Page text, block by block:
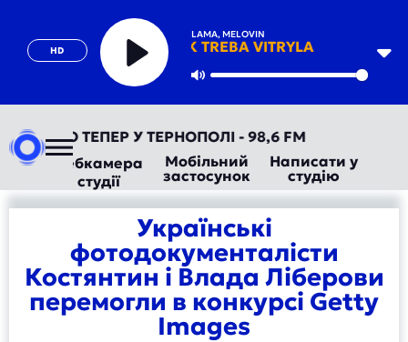
HD
LAMA, MELOVIN
MENI TAK TREBA VITRYLA
Play
ТЕПЕР У ТЕРНОПОЛІ - 98,6 FM
Вебкамера
студії
Мобільний
застосунок
Написати у
студію
Українські
фотодокументалісти
Костянтин і Влада Ліберови
перемогли в конкурсі Getty
Images